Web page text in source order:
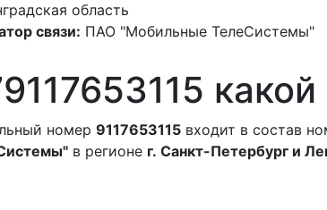
область
связи: ПАО "Мобильные ТелеСистемы"
номер 9117653115 входит в состав
в регионе г. Санкт-Петербург и